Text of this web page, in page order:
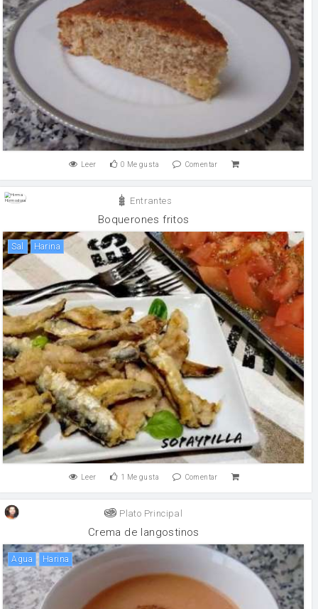
Leer 0 Me gusta Comentar
Entrantes
Boquerones fritos
sal harina
Leer 1 Me gusta Comentar
Plato Principal
Crema de langostinos
agua harina